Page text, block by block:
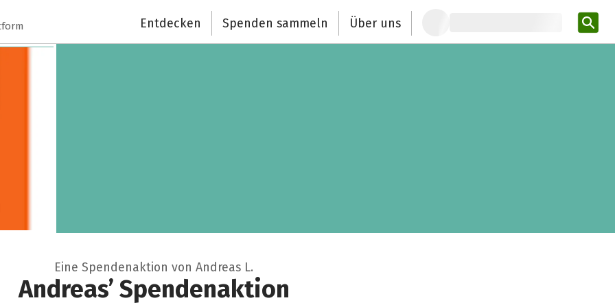
Entdecken Spenden sammeln Über uns
Eine Spendenaktion von Andreas L.
Andreas’ Spendenaktion
Schließen